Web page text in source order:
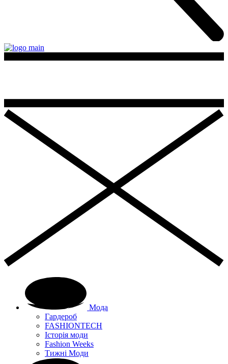
Мода
Гардероб
FASHIONTECH
Історія моди
Fashion Weeks
Тижні Моди